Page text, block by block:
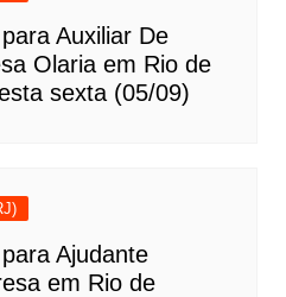
Auxiliar De
Olaria em Rio de
sexta (05/09)
Ajudante
em Rio de